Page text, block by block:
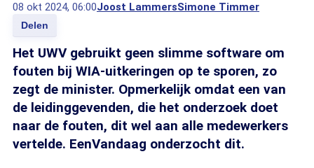
08 okt 2024, 06:00Joost LammersSimone Timmer
Delen
Het UWV gebruikt geen slimme software om
fouten bij WIA-uitkeringen op te sporen, zo
zegt de minister. Opmerkelijk omdat een van
de leidinggevenden, die het onderzoek doet
naar de fouten, dit wel aan alle medewerkers
vertelde. EenVandaag onderzocht dit.